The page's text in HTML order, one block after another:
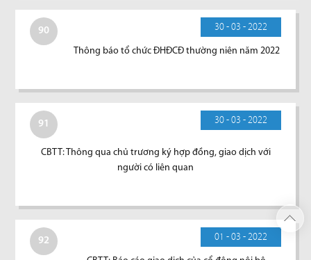
90 30 - 03 - 2022
Thông báo tổ chức ĐHĐCĐ thường niên năm 2022
91 30 - 03 - 2022
CBTT: Thông qua chủ trương ký hợp đồng, giao dịch với
người có liên quan
92 01 - 03 - 2022